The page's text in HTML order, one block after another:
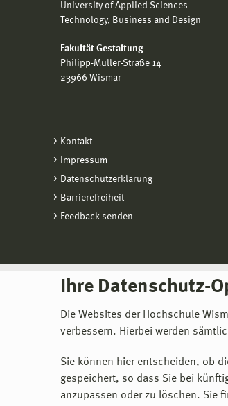
Ihre Datenschutz-
Die Websites der Hochschule
verbessern. Hierbei werden
Sie können hier entscheiden, ob
gespeichert, so dass Sie bei
anzupassen oder zu löschen. Sie
University of Applied Sciences
Technology, Business and Design
Fakultät Gestaltung
Philipp-Müller-Straße 14
23966 Wismar
Kontakt
Impressum
Datenschutzerklärung
Barrierefreiheit
Feedback senden